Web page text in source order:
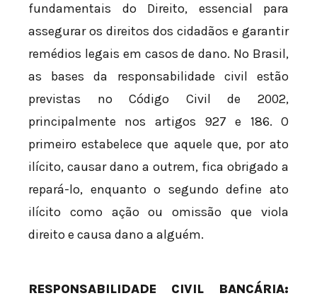
fundamentais do Direito, essencial para
assegurar os direitos dos cidadãos e garantir
remédios legais em casos de dano. No Brasil,
as bases da responsabilidade civil estão
previstas no Código Civil de 2002,
principalmente nos artigos 927 e 186. O
primeiro estabelece que aquele que, por ato
ilícito, causar dano a outrem, fica obrigado a
repará-lo, enquanto o segundo define ato
ilícito como ação ou omissão que viola
direito e causa dano a alguém.
RESPONSABILIDADE CIVIL BANCÁRIA: